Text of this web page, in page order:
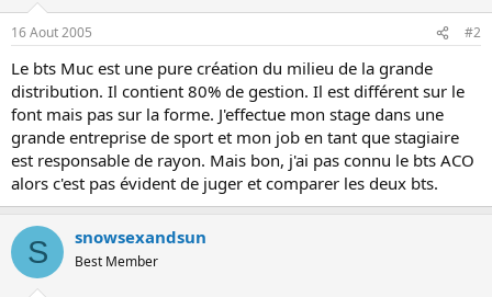
16 Aout 2005 #2
Le bts Muc est une pure création du milieu de la grande
distribution. Il contient 80% de gestion. Il est différent sur le
font mais pas sur la forme. J'effectue mon stage dans une
grande entreprise de sport et mon job en tant que stagiaire
est responsable de rayon. Mais bon, j'ai pas connu le bts ACO
alors c'est pas évident de juger et comparer les deux bts.
S snowsexandsun
Best Member